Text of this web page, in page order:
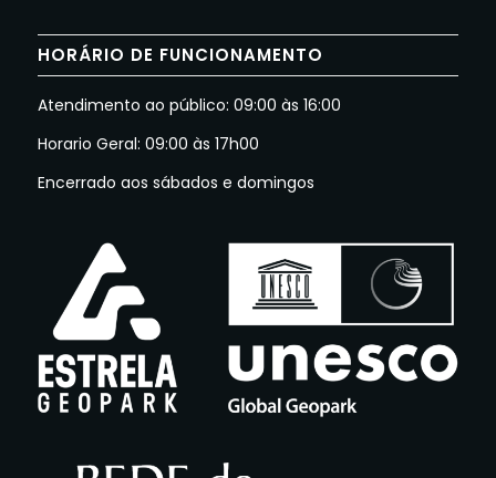
HORÁRIO DE FUNCIONAMENTO
Atendimento ao público: 09:00 às 16:00
Horario Geral: 09:00 às 17h00
Encerrado aos sábados e domingos